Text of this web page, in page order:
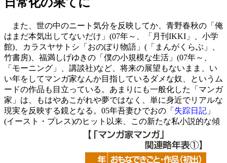
日常化の果てに
また、世の中のニート気分を反映してか、青野春秋の「俺
はまだ本気出してないだけ」(07年～、「月刊IKKI」、小学
館)、カラスヤサトシ「おのぼり物語」(「まんがくらぶ」、
竹書房)、福満しげゆきの「僕の小規模な生活」(07年～、
「モーニング」、講談社)など、将来の展望もないまま、い
い年をしてマンガ家なんか目指しているダメな奴、というム
ードの作品も目立っている。あまりにも一般化した「マンガ
家」は、もはやあこがれや夢ではなく、単に身近でリアルな
現実を反映する鏡となる。05年吾妻ひでおの「 失踪日記 」
(イースト・プレス)のヒット以来、この新たな私小説的な傾